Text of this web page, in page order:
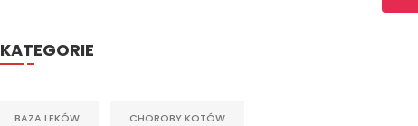
KATEGORIE
BAZA LEKÓW CHOROBY KOTÓW